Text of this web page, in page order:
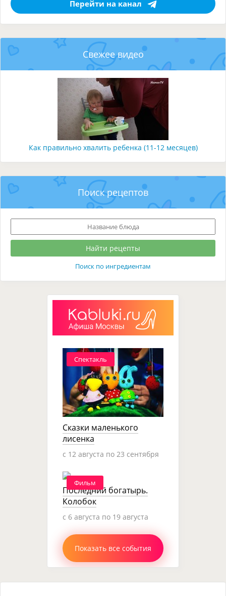
Перейти на канал
Свежее видео
Как правильно хвалить ребенка (11-12 месяцев)
Поиск рецептов
Поиск по ингредиентам
Спектакль
Сказки маленького
лисенка
c 12 августа по 23 сентября
Фильм
Последний богатырь.
Колобок
c 6 августа по 19 августа
Показать все события